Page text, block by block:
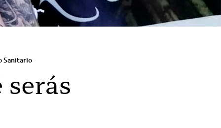
Sanitario